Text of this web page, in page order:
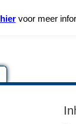
hiervoor meer